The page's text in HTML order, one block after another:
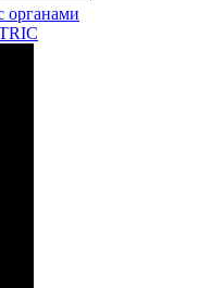
органами